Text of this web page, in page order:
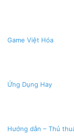
Game Việt Hóa
Ứng Dụng Hay
Hướng dẫn – Thủ